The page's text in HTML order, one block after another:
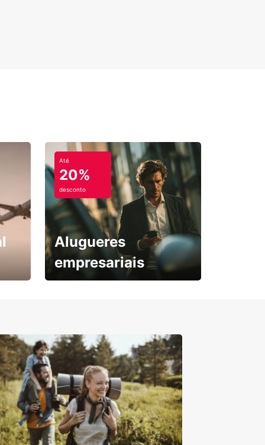
Até
20%
desconto
Alugueres
empresariais